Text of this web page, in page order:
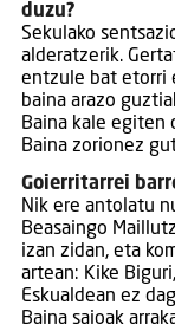
duzu?
Sekulako
alderatzerik.
entzule bat etorri
baina arazo
Baina kale egiten
Baina zorionez
Goierritarrei
Nik ere antolatu
Beasaingo
izan zidan, eta
artean: Kike
Eskualdean ez
Baina saioak